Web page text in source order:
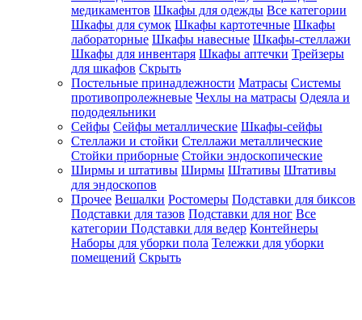
медикаментов Шкафы для одежды Все категории
Шкафы для сумок Шкафы картотечные Шкафы
лабораторные Шкафы навесные Шкафы-стеллажи
Шкафы для инвентаря Шкафы аптечки Трейзеры
для шкафов Скрыть
Постельные принадлежности Матрасы Системы
противопролежневые Чехлы на матрасы Одеяла и
пододеяльники
Сейфы Сейфы металлические Шкафы-сейфы
Стеллажи и стойки Стеллажи металлические
Стойки приборные Стойки эндоскопические
Ширмы и штативы Ширмы Штативы Штативы
для эндоскопов
Прочее Вешалки Ростомеры Подставки для биксов
Подставки для тазов Подставки для ног Все
категории Подставки для ведер Контейнеры
Наборы для уборки пола Тележки для уборки
помещений Скрыть